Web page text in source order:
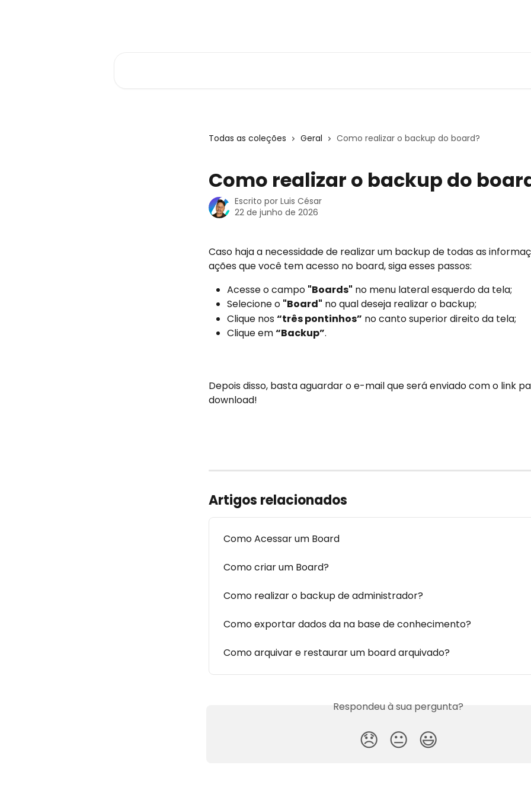
Todas as coleções Geral Como realizar o backup do board?
Como realizar o backup do
Escrito por Luis César
22 de junho de 2026
Caso haja a necessidade de realizar um backup de todas as
ações que você tem acesso no board, siga esses passos:
Acesse o campo "Boards" no menu lateral esquerdo da tela;
Selecione o "Board" no qual deseja realizar o backup;
Clique nos “três pontinhos” no canto superior direito da tela;
Clique em “Backup”.
Depois disso, basta aguardar o e-mail que será enviado com o link
download!
Artigos relacionados
Como Acessar um Board
Como criar um Board?
Como realizar o backup de administrador?
Como exportar dados da na base de conhecimento?
Como arquivar e restaurar um board arquivado?
Respondeu à sua pergunta?
😞 😐 😃